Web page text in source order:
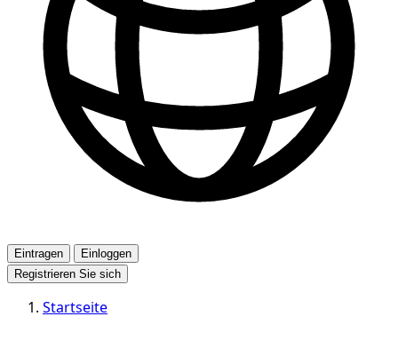
Eintragen
Einloggen
Registrieren Sie sich
Startseite